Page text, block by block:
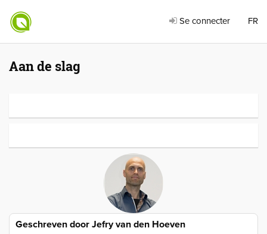
Se connecter FR
Aan de slag
Geschreven door Jefry van den Hoeven